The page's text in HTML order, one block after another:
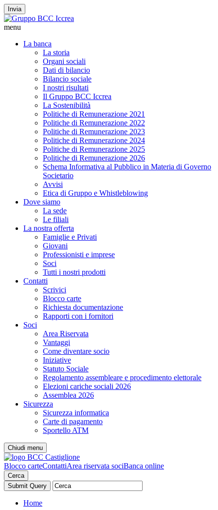
Invia
menu
La banca
La storia
Organi sociali
Dati di bilancio
Bilancio sociale
I nostri risultati
Il Gruppo BCC Iccrea
La Sostenibilità
Politiche di Remunerazione 2021
Politiche di Remunerazione 2022
Politiche di Remunerazione 2023
Politiche di Remunerazione 2024
Politiche di Remunerazione 2025
Politiche di Remunerazione 2026
Schema Informativa al Pubblico in Materia di Governo
Societario
Avvisi
Etica di Gruppo e Whistleblowing
Dove siamo
La sede
Le filiali
La nostra offerta
Famiglie e Privati
Giovani
Professionisti e imprese
Soci
Tutti i nostri prodotti
Contatti
Scrivici
Blocco carte
Richiesta documentazione
Rapporti con i fornitori
Soci
Area Riservata
Vantaggi
Come diventare socio
Iniziative
Statuto Sociale
Regolamento assembleare e procedimento elettorale
Elezioni cariche sociali 2026
Assemblea 2026
Sicurezza
Sicurezza informatica
Carte di pagamento
Sportello ATM
Chiudi menu
Blocco carteContattiArea riservata sociBanca online
Cerca
Home